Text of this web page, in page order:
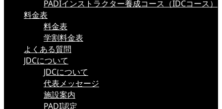
PADIインストラクター養成コース（IDCコース）
料金表
料金表
学割料金表
よくある質問
JDCについて
JDCについて
代表メッセージ
施設案内
PADI認定